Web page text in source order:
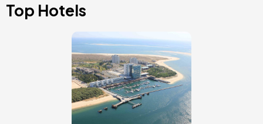
Top Hotels
Bild